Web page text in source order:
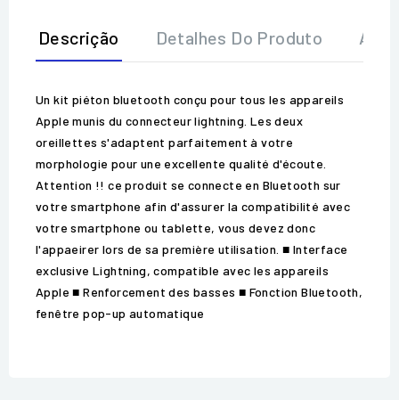
Descrição Detalhes Do Produto
Un kit piéton bluetooth conçu pour tous les appareils
Apple munis du connecteur lightning. Les deux
oreillettes s'adaptent parfaitement à votre
morphologie pour une excellente qualité d'écoute.
Attention !! ce produit se connecte en Bluetooth sur
votre smartphone afin d'assurer la compatibilité avec
votre smartphone ou tablette, vous devez donc
l'appaeirer lors de sa première utilisation. ■ Interface
exclusive Lightning, compatible avec les appareils
Apple ■ Renforcement des basses ■ Fonction Bluetooth,
fenêtre pop-up automatique